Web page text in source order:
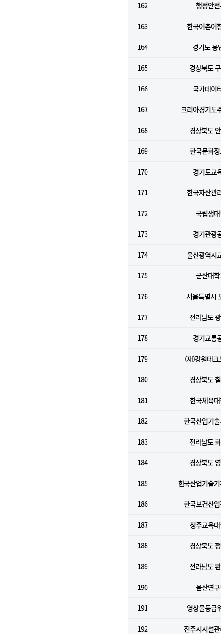
162 행정안
163 한국어촌어
164 경기도 용
165 경상북도
166 국가데이
167 코리아경기도
168 경상북도
169 한국문화
170 경기도교
171 한국자산관
172 국립생
173 경기관광
174 울산광역시
175 군산대
176 서울특별시
177 전라남도
178 경기교통
179 (재)강원테크
180 경상북도
181 한국체육
182 한국산업기
183 전라남도
184 경상북도
185 한국산업기술
186 한국보건산
187 청주교육
188 경상북도
189 전라남도
190 울산연
191 영상물등급
192 진주시시설